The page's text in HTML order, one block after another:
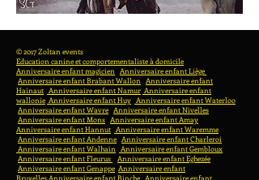
© 2017 Zoltan events
Education canine et comportementaliste à domicile
Anniversaire enfant magicien Anniversaire enfant Liège
Anniversaire enfant Brabant Wallon Anniversaire enfant
Hainaut Anniversaire enfant Namur Anniversaire enfant
wallonie Anniversaire enfant Huy Anniversaire enfant Waterloo
Anniversaire enfant Wavre Anniversaire enfant Nivelles
Anniversaire enfant Mons Anniversaire enfant Amay
Anniversaire enfant Hannut Anniversaire enfant Waremme
Anniversaire enfant Andenne Anniversaire enfant Charleroi
Anniversaire enfant Walhain Anniversaire enfant Gembloux
Anniversaire enfant Fleurus
Anniversaire enfant Eghezée
Anniversaire enfant Genappe Anniversaire enfant
BruxellesAnniversaire enfant Binche Anniversaire enfant